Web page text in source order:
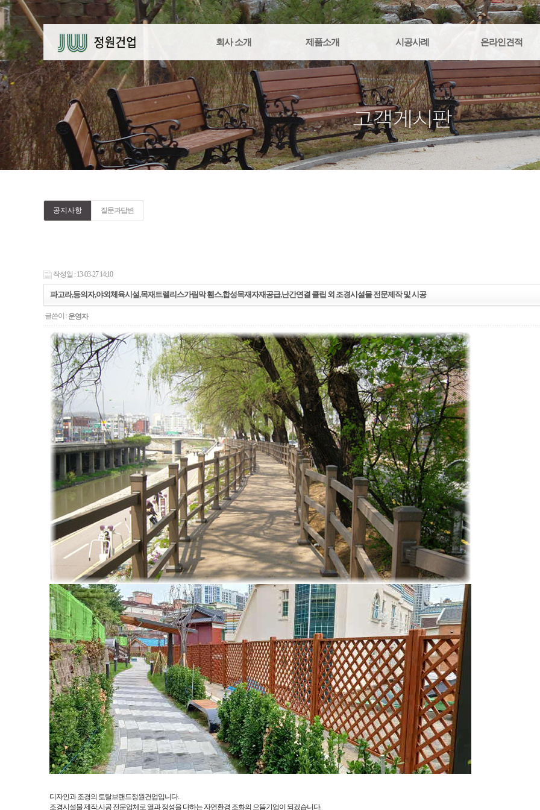
회사 소개 제품소개 시공사례 온라인견적
공지사항 질문과답변
작성일 : 13-03-27 14:10
파고라,등의자,야외체육시설,목재트렐리스가림막 휀스,합성목재자재공급,난간연결 클립 외 조경시설물 전문제작 및 시공
글쓴이 : 운영자
디자인과 조경의 토탈브랜드정원건업입니다.
조경시설물 제작,시공 전문업체로 열과 정성을 다하는 자연환경 조화의 으뜸기업이 되겠습니다.